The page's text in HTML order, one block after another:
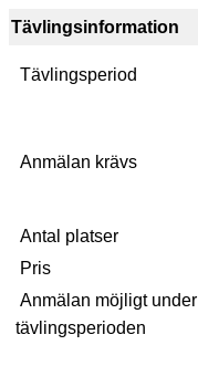
Tävlingsinformation
Tävlingsperiod
Anmälan krävs
Antal platser
Pris
Anmälan möjligt under
tävlingsperioden